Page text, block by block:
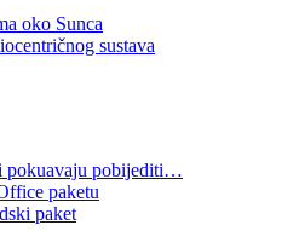
sustava
pokuavaju pobijediti…
paket